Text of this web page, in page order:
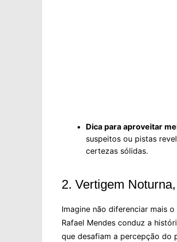
Dica para aproveitar
suspeitos ou pistas
certezas sólidas.
2. Vertigem
Imagine não diferenciar mais
Rafael Mendes conduz a
que desafiam a percepção do